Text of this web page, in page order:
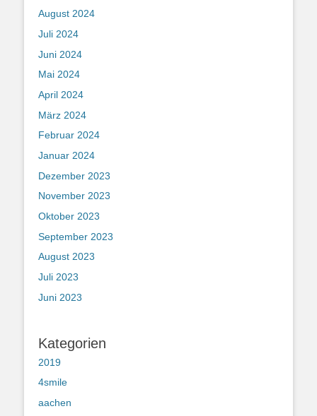
August 2024
Juli 2024
Juni 2024
Mai 2024
April 2024
März 2024
Februar 2024
Januar 2024
Dezember 2023
November 2023
Oktober 2023
September 2023
August 2023
Juli 2023
Juni 2023
Kategorien
2019
4smile
aachen